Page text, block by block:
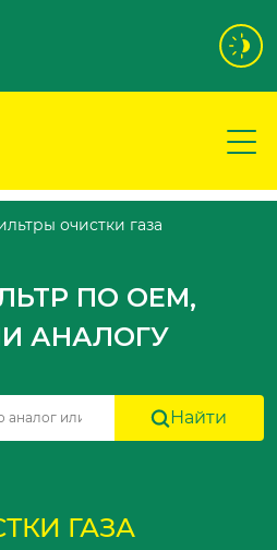
очистки газа
ПО OEM,
АНАЛОГУ
Найти
ГАЗА